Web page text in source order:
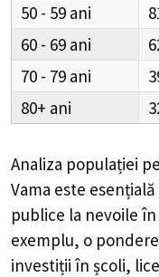
50 - 59
60 - 69
70 - 79
80+
Analiza populației
Vama este
publice la nevoile
exemplu, o
investiții în școli,